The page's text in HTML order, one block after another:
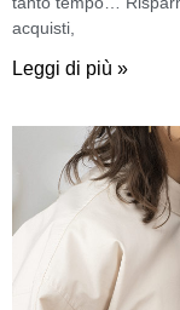
acquisti,
Leggi di più »